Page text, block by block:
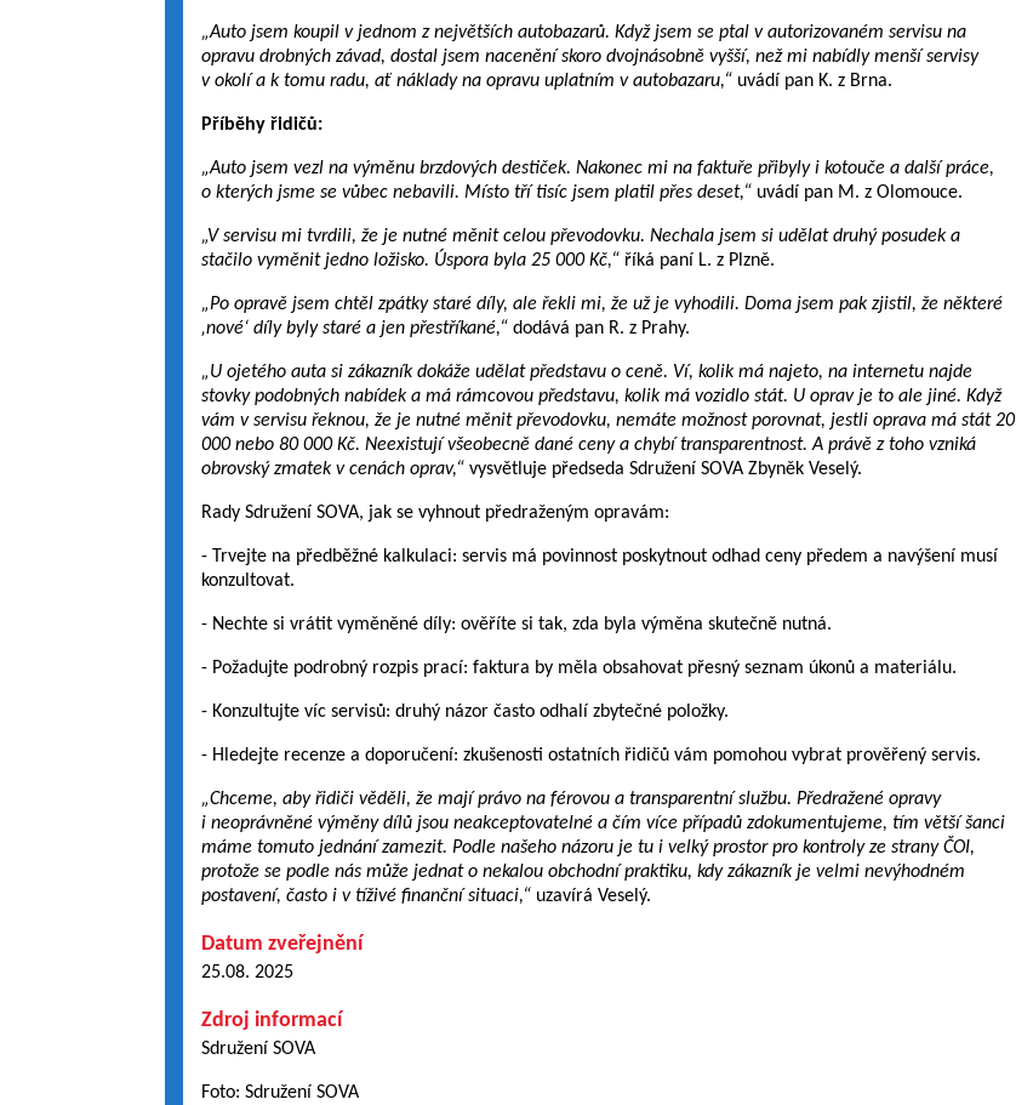
„Auto jsem koupil v jednom z největších autobazarů. Když jsem se ptal v autorizovaném servisu na
opravu drobných závad, dostal jsem nacenění skoro dvojnásobně vyšší, než mi nabídly menší servisy
v okolí a k tomu radu, ať náklady na opravu uplatním v autobazaru,“ uvádí pan K. z Brna.
Příběhy řidičů:
„Auto jsem vezl na výměnu brzdových destiček. Nakonec mi na faktuře přibyly i kotouče a další práce,
o kterých jsme se vůbec nebavili. Místo tří tisíc jsem platil přes deset,“ uvádí pan M. z Olomouce.
„V servisu mi tvrdili, že je nutné měnit celou převodovku. Nechala jsem si udělat druhý posudek a
stačilo vyměnit jedno ložisko. Úspora byla 25 000 Kč,“ říká paní L. z Plzně.
„Po opravě jsem chtěl zpátky staré díly, ale řekli mi, že už je vyhodili. Doma jsem pak zjistil, že některé
‚nové‘ díly byly staré a jen přestříkané,“ dodává pan R. z Prahy.
„U ojetého auta si zákazník dokáže udělat představu o ceně. Ví, kolik má najeto, na internetu najde
stovky podobných nabídek a má rámcovou představu, kolik má vozidlo stát. U oprav je to ale jiné. Když
vám v servisu řeknou, že je nutné měnit převodovku, nemáte možnost porovnat, jestli oprava má stát 20
000 nebo 80 000 Kč. Neexistují všeobecně dané ceny a chybí transparentnost. A právě z toho vzniká
obrovský zmatek v cenách oprav,“ vysvětluje předseda Sdružení SOVA Zbyněk Veselý.
Rady Sdružení SOVA, jak se vyhnout předraženým opravám:
- Trvejte na předběžné kalkulaci: servis má povinnost poskytnout odhad ceny předem a navýšení musí
konzultovat.
- Nechte si vrátit vyměněné díly: ověříte si tak, zda byla výměna skutečně nutná.
- Požadujte podrobný rozpis prací: faktura by měla obsahovat přesný seznam úkonů a materiálu.
- Konzultujte víc servisů: druhý názor často odhalí zbytečné položky.
- Hledejte recenze a doporučení: zkušenosti ostatních řidičů vám pomohou vybrat prověřený servis.
„Chceme, aby řidiči věděli, že mají právo na férovou a transparentní službu. Předražené opravy
i neoprávněné výměny dílů jsou neakceptovatelné a čím více případů zdokumentujeme, tím větší šanci
máme tomuto jednání zamezit. Podle našeho názoru je tu i velký prostor pro kontroly ze strany ČOI,
protože se podle nás může jednat o nekalou obchodní praktiku, kdy zákazník je velmi nevýhodném
postavení, často i v tíživé finanční situaci,“ uzavírá Veselý.
Datum zveřejnění
25.08. 2025
Zdroj informací
Sdružení SOVA
Foto: Sdružení SOVA